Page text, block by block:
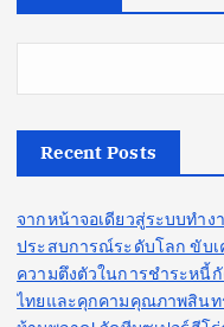
Recent Posts
จากหน้าจอเดียวสู่ระบบทำง
ประสบการณ์ระดับโลก ขับ
ความตึงตัวในการชำระหนี้
ไทยและคุกคามคุณภาพสินท